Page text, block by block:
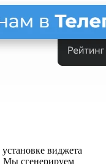
виджета
Мы сгенерируем